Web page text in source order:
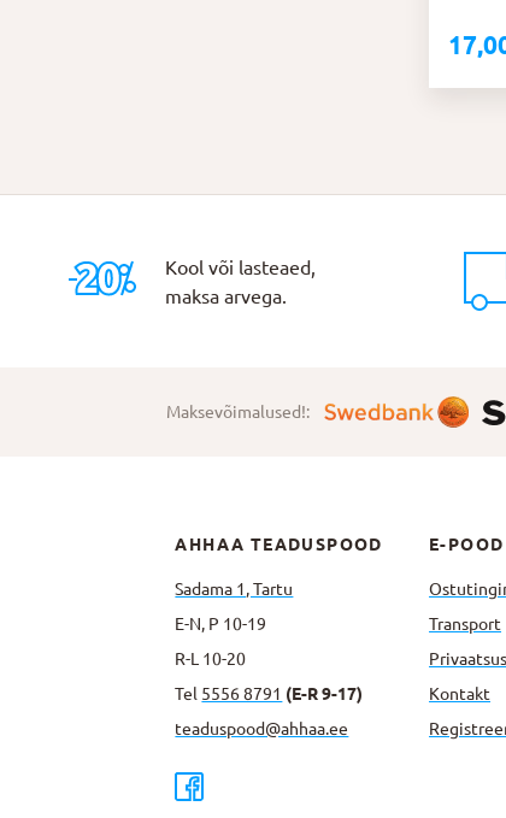
Kool või lasteaed,
maksa arvega.
Maksevõimalused!:
AHHAA TEADUSPOOD
Sadama 1, Tartu
E-N, P 10-19
R-L 10-20
Tel 5556 8791 (E-R 9-17)
teaduspood@ahhaa.ee
E-POOD
Transport
Kontakt